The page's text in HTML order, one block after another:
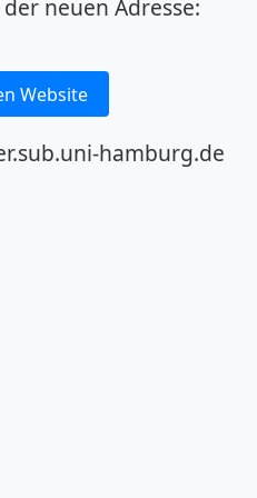
neuen Adresse:
Website
hamburg.de